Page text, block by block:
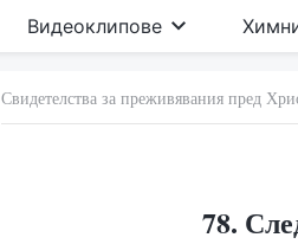
Видеоклипове
Свидетелства за преживявания пред
78.